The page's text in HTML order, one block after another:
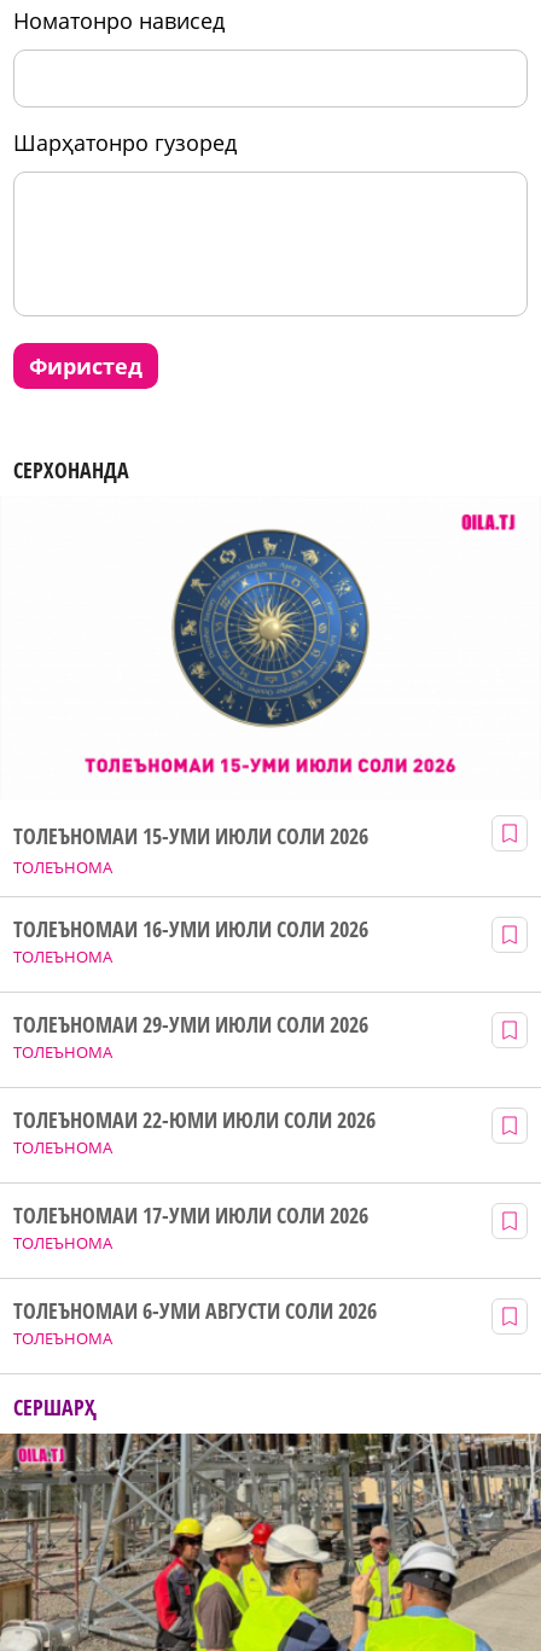
номатонро нависед
шарҳатонро гузоред
фиристед
СЕРХОНАНДА
ТОЛЕЪНОМА
ТОЛЕЪНОМАИ 15-УМИ ИЮЛИ СОЛИ 2026
ТОЛЕЪНОМА
ТОЛЕЪНОМАИ 16-УМИ ИЮЛИ СОЛИ 2026
ТОЛЕЪНОМА
ТОЛЕЪНОМАИ 29-УМИ ИЮЛИ СОЛИ 2026
ТОЛЕЪНОМА
ТОЛЕЪНОМАИ 22-ЮМИ ИЮЛИ СОЛИ 2026
ТОЛЕЪНОМА
ТОЛЕЪНОМАИ 17-УМИ ИЮЛИ СОЛИ 2026
ТОЛЕЪНОМА
ТОЛЕЪНОМАИ 6-УМИ АВГУСТИ СОЛИ 2026
СЕРШАРҲ